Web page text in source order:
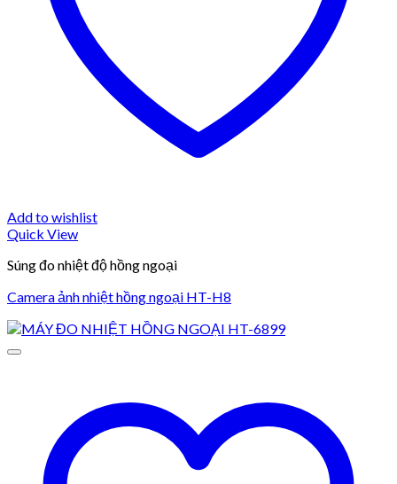
Add to wishlist
Quick View
Súng đo nhiệt độ hồng ngoại
Camera ảnh nhiệt hồng ngoại HT-H8